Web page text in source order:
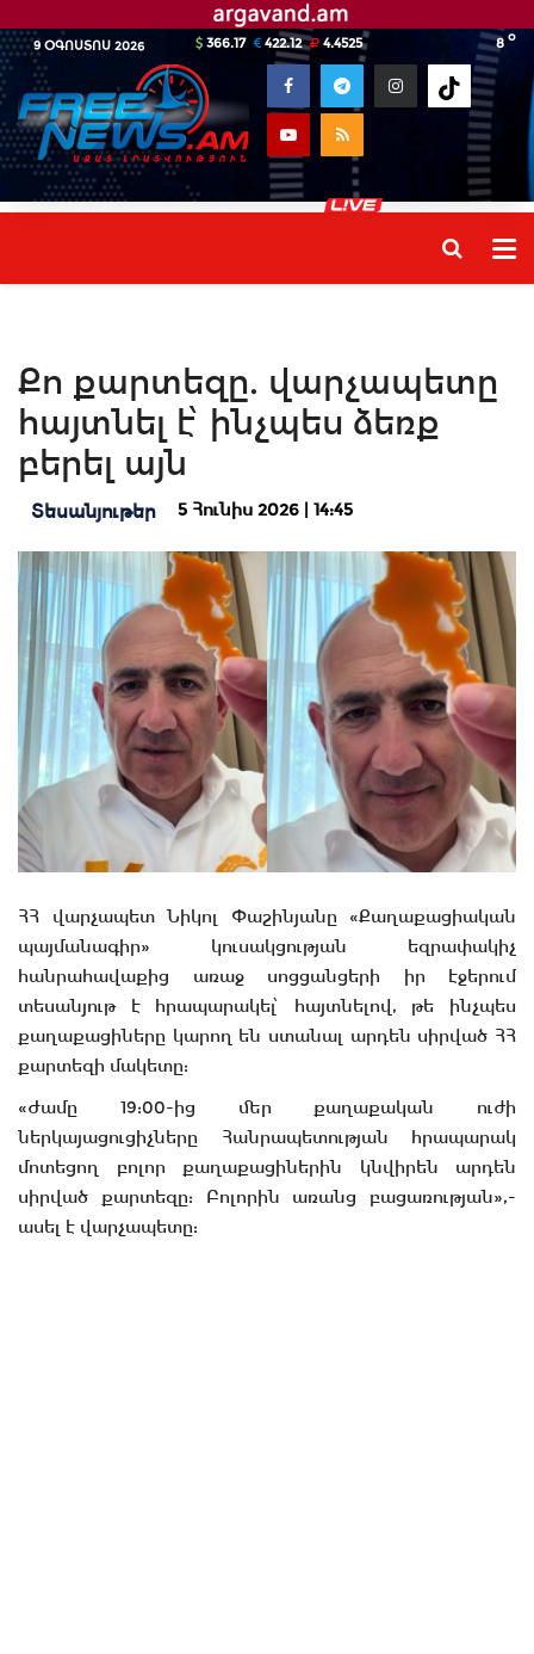
9 ՕԳՈՍՏՈՍ 2026 8 o
366.17 422.12 4.4525
Քո քարտեզը. վարչապետը
հայտնել է՝ ինչպես ձեռք
բերել այն
Տեսանյութեր 5 Հունիս 2026 | 14:45
ՀՀ վարչապետ Նիկոլ Փաշինյանը «Քաղաքացիական
պայմանագիր» կուսակցության եզրափակիչ
հանրահավաքից առաջ սոցցանցերի իր էջերում
տեսանյութ է հրապարակել՝ հայտնելով, թե ինչպես
քաղաքացիները կարող են ստանալ արդեն սիրված ՀՀ
քարտեզի մակետը:
«Ժամը 19:00-ից մեր քաղաքական ուժի
ներկայացուցիչները Հանրապետության հրապարակ
մոտեցող բոլոր քաղաքացիներին կնվիրեն արդեն
սիրված քարտեզը: Բոլորին առանց բացառության»,-
ասել է վարչապետը: